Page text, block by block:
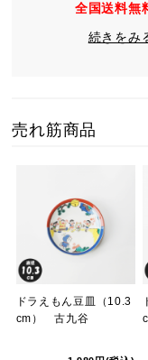
全国送料無
続きをみ
売れ筋商品
ドラえもん豆皿（10.3
cm） 古九谷